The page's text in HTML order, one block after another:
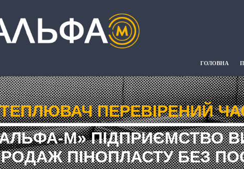
ГОЛОВНА
ПЕРЕВІРЕНИЙ
М» ПІДПРИЄМСТВО
ПІНОПЛАСТУ БЕЗ